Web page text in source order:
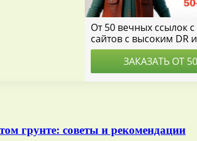
грунте: советы и рекомендации